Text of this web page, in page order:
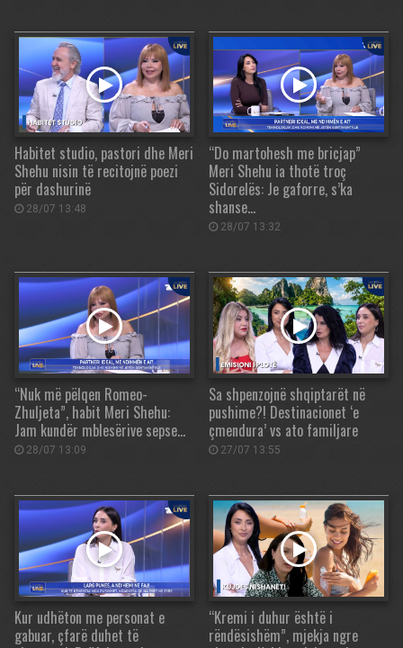
Habitet studio, pastori dhe Meri
Shehu nisin të recitojnë poezi
për dashurinë
28/07 13:48
“Do martohesh me bricjap”
Meri Shehu ia thotë troç
Sidorelës: Je gaforre, s’ka
shanse…
28/07 13:32
“Nuk më pëlqen Romeo-
Zhuljeta”, habit Meri Shehu:
Jam kundër mblesërive sepse…
28/07 13:09
Sa shpenzojnë shqiptarët në
pushime?! Destinacionet ‘e
çmendura’ vs ato familjare
27/07 13:55
Kur udhëton me personat e
gabuar, çfarë duhet të
“Kremi i duhur është i
rëndësishëm”, mjekja ngre